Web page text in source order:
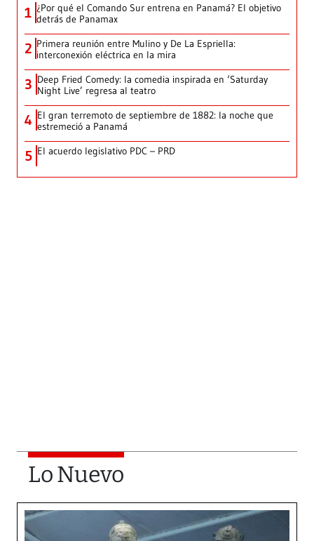
1 ¿Por qué el Comando Sur entrena en Panamá? El objetivo
detrás de Panamax
2 Primera reunión entre Mulino y De La Espriella:
interconexión eléctrica en la mira
3 Deep Fried Comedy: la comedia inspirada en ‘Saturday
Night Live’ regresa al teatro
4 El gran terremoto de septiembre de 1882: la noche que
estremeció a Panamá
5 El acuerdo legislativo PDC – PRD
Lo Nuevo